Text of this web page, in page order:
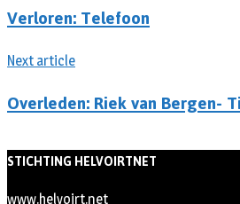
Verloren: Telefoon
Next article
Overleden: Riek van Bergen-
STICHTING HELVOIRTNET
www.helvoirt.net